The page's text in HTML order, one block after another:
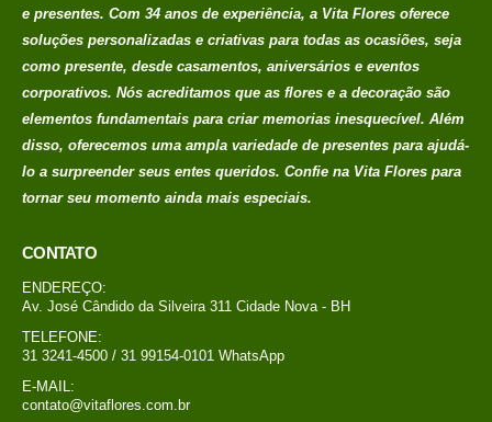
mais condições
entre em contato
com a loja)
caixa surpresa You
Em até 1x de
mais condições
entre em contato
com a loja)
Buque Core P
0out of 5
R$198,00
e presentes. Com 34 anos de experiência, a Vita Flores oferece
soluções personalizadas e criativas para todas as ocasiões, seja
como presente, desde casamentos, aniversários e eventos
corporativos. Nós acreditamos que as flores e a decoração são
elementos fundamentais para criar memorias inesquecível. Além
disso, oferecemos uma ampla variedade de presentes para ajudá-
lo a surpreender seus entes queridos. Confie na Vita Flores para
tornar seu momento ainda mais especiais.
CONTATO
ENDEREÇO:
Av. José Cândido da Silveira 311 Cidade Nova - BH
TELEFONE:
31 3241-4500 / 31 99154-0101 WhatsApp
E-MAIL:
contato@vitaflores.com.br